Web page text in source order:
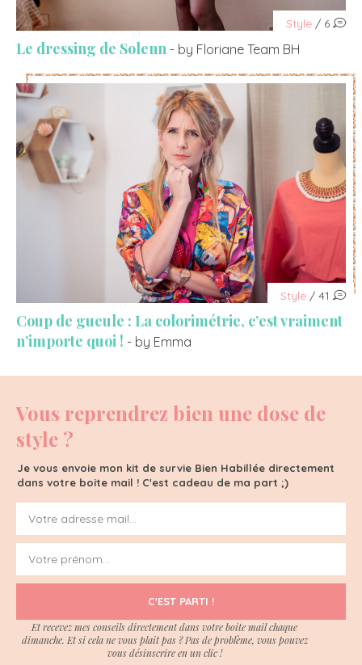
Style / 6
Le dressing de Solenn - by Floriane Team BH
Style / 41
Coup de gueule : La colorimétrie, c’est vraiment
n’importe quoi ! - by Emma
Vous reprendrez bien une dose de
style ?
Je vous envoie mon kit de survie Bien Habillée directement
dans votre boite mail ! C'est cadeau de ma part ;)
C'EST PARTI !
Et recevez mes conseils directement dans votre boite mail chaque
dimanche. Et si cela ne vous plait pas ? Pas de problème, vous pouvez
vous désinscrire en un clic !